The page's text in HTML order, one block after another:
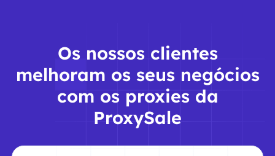
Os nossos clientes
melhoram os seus negócios
com os proxies da
ProxySale